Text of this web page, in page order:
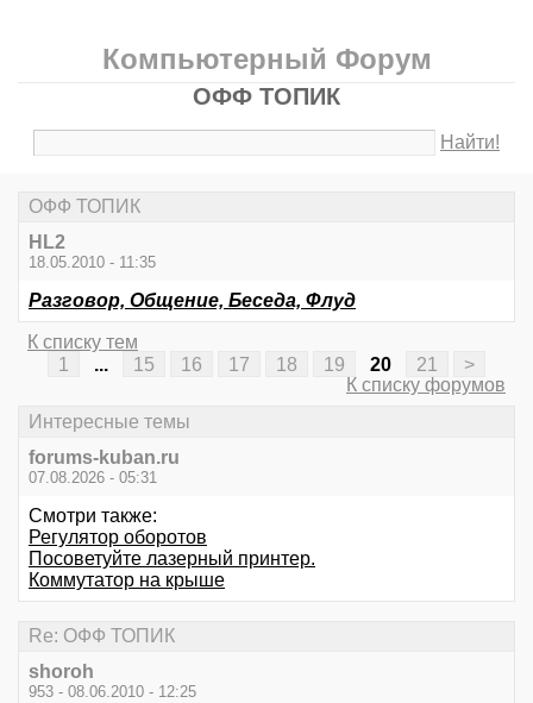
Компьютерный Форум
ОФФ ТОПИК
Найти!
ОФФ ТОПИК
HL2
18.05.2010 - 11:35
Разговор, Общение, Беседа, Флуд
К списку тем
1
15 16 17 18 19 20 21
>
К списку форумов
Интересные темы
forums-kuban.ru
07.08.2026 - 05:31
Смотри также:
Регулятор оборотов
Посоветуйте лазерный принтер.
Коммутатор на крыше
Re: ОФФ ТОПИК
shoroh
953 - 08.06.2010 - 12:25